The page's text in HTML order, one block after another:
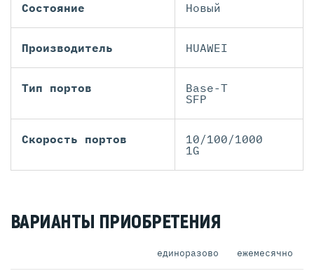
Состояние Новый
Производитель HUAWEI
Тип портов
Base-T
SFP
Скорость портов
10/100/1000
1G
ВАРИАНТЫ ПРИОБРЕТЕНИЯ
единоразово ежемесячно